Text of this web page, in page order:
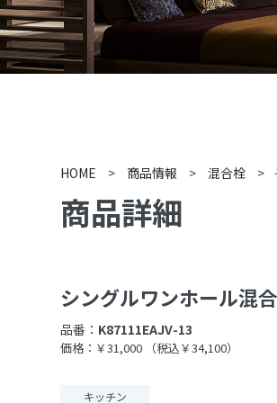
HOME > 商品情報 > 混合栓 >
商品詳細
シングルワンホール混
品番： K87111EAJV-13
価格：￥31,000 （税込￥34,100）
キッチン